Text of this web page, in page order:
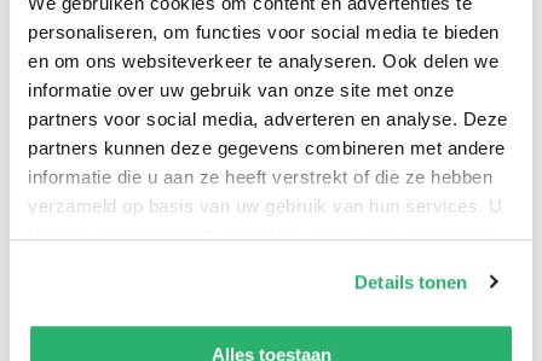
personaliseren, om functies voor social media te bieden
en om ons websiteverkeer te analyseren. Ook delen we
informatie over uw gebruik van onze site met onze
partners voor social media, adverteren en analyse. Deze
partners kunnen deze gegevens combineren met andere
informatie die u aan ze heeft verstrekt of die ze hebben
verzameld op basis van uw gebruik van hun services. U
kunt op ieder moment uw cookievoorkeuren aanpassen
We werken samen met13 derdendie uw gegevens
kunnen ontvangen en verwerken.
Details tonen
Alles toestaan